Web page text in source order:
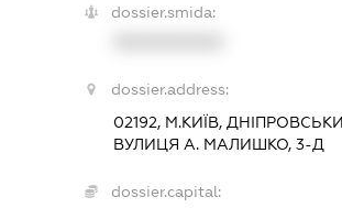
dossier.smida:
dossier.address:
02192, М.КИЇВ,
ВУЛИЦЯ А. МАЛИШКО, 3-Д
dossier.capital: